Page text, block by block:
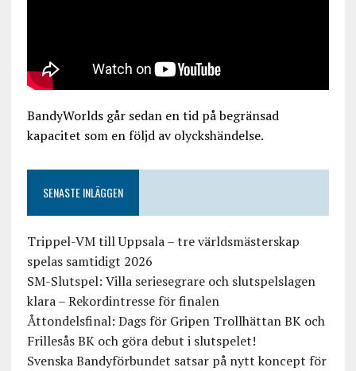
BandyWorlds går sedan en tid på begränsad
kapacitet som en följd av olyckshändelse.
SENASTE INLÄGGEN
Trippel-VM till Uppsala – tre världsmästerskap
spelas samtidigt 2026
SM-Slutspel: Villa seriesegrare och slutspelslagen
klara – Rekordintresse för finalen
Åttondelsfinal: Dags för Gripen Trollhättan BK och
Frillesås BK och göra debut i slutspelet!
Svenska Bandyförbundet satsar på nytt koncept för